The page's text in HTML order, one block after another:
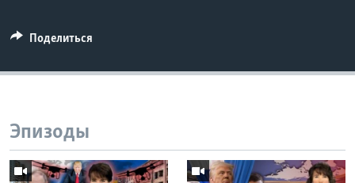
Поделиться
Эпизоды